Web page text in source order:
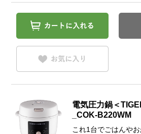
電気圧力鍋＜
_COK-B220WM
これ1台でごはんや